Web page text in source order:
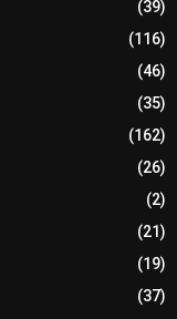
(39)
(116)
(46)
(35)
(162)
(26)
(2)
(21)
(19)
(37)